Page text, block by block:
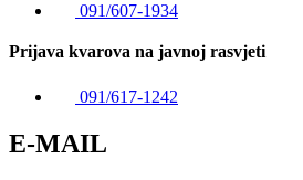
091/607-1934
Prijava kvarova na javnoj rasvjeti
091/617-1242
E-MAIL